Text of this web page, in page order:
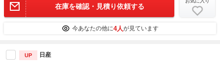
在庫を確認・見積り依頼する
今あなたの他に4人が見ています
UP 日産